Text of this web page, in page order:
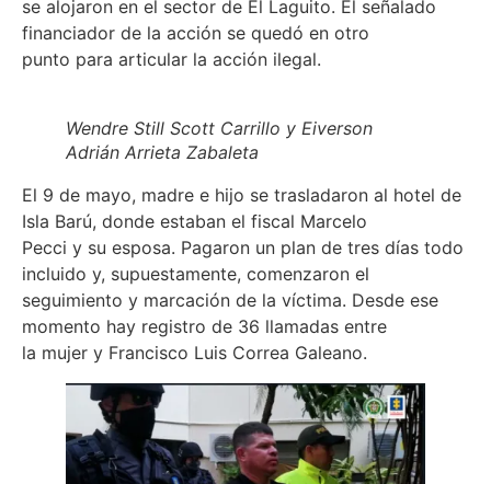
se alojaron en el sector de El Laguito. El señalado
financiador de la acción se quedó en otro
punto para articular la acción ilegal.
Wendre Still Scott Carrillo y Eiverson
Adrián Arrieta Zabaleta
El 9 de mayo, madre e hijo se trasladaron al hotel de
Isla Barú, donde estaban el fiscal Marcelo
Pecci y su esposa. Pagaron un plan de tres días todo
incluido y, supuestamente, comenzaron el
seguimiento y marcación de la víctima. Desde ese
momento hay registro de 36 llamadas entre
la mujer y Francisco Luis Correa Galeano.